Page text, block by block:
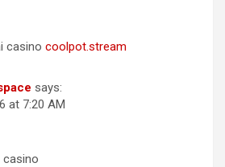
casino coolpot.stream
says:
at 7:20 AM
casino